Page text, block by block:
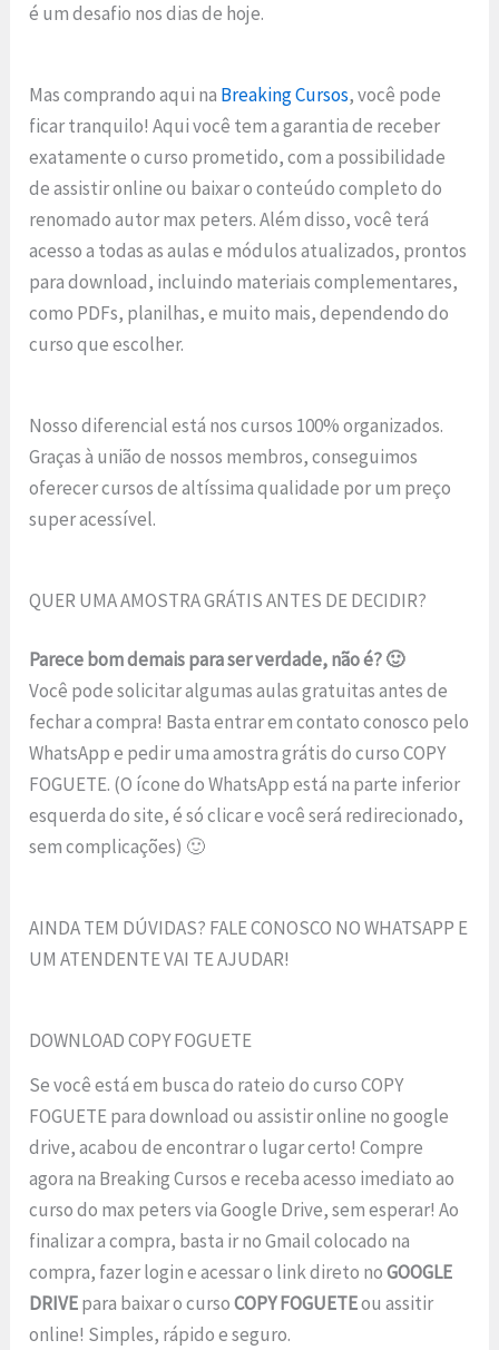
é um desafio nos dias de hoje.
Mas comprando aqui na Breaking Cursos, você pode
ficar tranquilo! Aqui você tem a garantia de receber
exatamente o curso prometido, com a possibilidade
de assistir online ou baixar o conteúdo completo do
renomado autor max peters. Além disso, você terá
acesso a todas as aulas e módulos atualizados, prontos
para download, incluindo materiais complementares,
como PDFs, planilhas, e muito mais, dependendo do
curso que escolher.
Nosso diferencial está nos cursos 100% organizados.
Graças à união de nossos membros, conseguimos
oferecer cursos de altíssima qualidade por um preço
super acessível.
QUER UMA AMOSTRA GRÁTIS ANTES DE DECIDIR?
Parece bom demais para ser verdade, não é? 🙂
Você pode solicitar algumas aulas gratuitas antes de
fechar a compra! Basta entrar em contato conosco pelo
WhatsApp e pedir uma amostra grátis do curso COPY
FOGUETE. (O ícone do WhatsApp está na parte inferior
esquerda do site, é só clicar e você será redirecionado,
sem complicações) 🙂
AINDA TEM DÚVIDAS? FALE CONOSCO NO WHATSAPP E
UM ATENDENTE VAI TE AJUDAR!
DOWNLOAD COPY FOGUETE
Se você está em busca do rateio do curso COPY
FOGUETE para download ou assistir online no google
drive, acabou de encontrar o lugar certo! Compre
agora na Breaking Cursos e receba acesso imediato ao
curso do max peters via Google Drive, sem esperar! Ao
finalizar a compra, basta ir no Gmail colocado na
compra, fazer login e acessar o link direto noGOOGLE
DRIVEpara baixar o cursoCOPY FOGUETEou assitir
online! Simples, rápido e seguro.